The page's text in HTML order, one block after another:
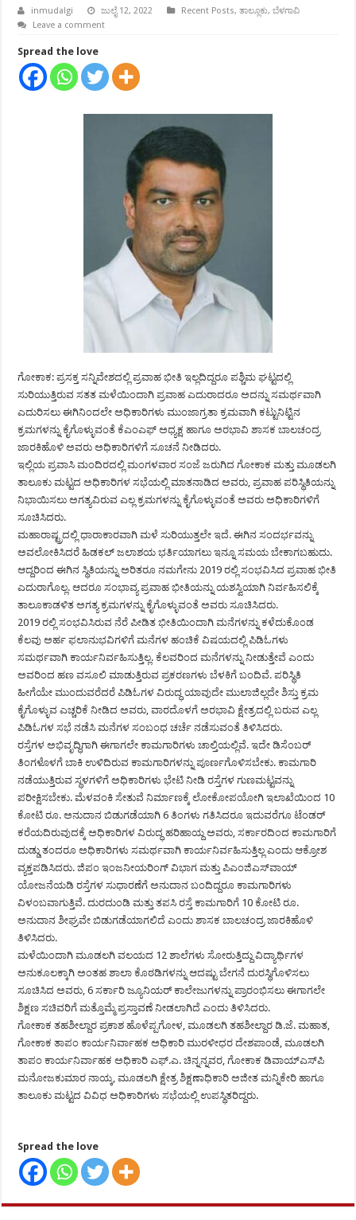
inmudalgi ಜುಲೈ 12, 2022 Recent Posts,ತಾಲ್ಲೂಕು,ಬೆಳಗಾವಿ
Leave a comment
Spread the love
ಗೋಕಾಕ: ಪ್ರಸಕ್ತ ಸನ್ನಿವೇಶದಲ್ಲಿ ಪ್ರವಾಹ ಭೀತಿ ಇಲ್ಲದಿದ್ದರೂ ಪಶ್ಚಿಮ ಘಟ್ಟದಲ್ಲಿ
ಸುರಿಯುತ್ತಿರುವ ಸತತ ಮಳೆಯಿಂದಾಗಿ ಪ್ರವಾಹ ಎದುರಾದರೂ ಅದನ್ನು ಸಮರ್ಥವಾಗಿ
ಎದುರಿಸಲು ಈಗಿನಿಂದಲೇ ಅಧಿಕಾರಿಗಳು ಮುಂಜಾಗ್ರತಾ ಕ್ರಮವಾಗಿ ಕಟ್ಟುನಿಟ್ಟಿನ
ಕ್ರಮಗಳನ್ನು ಕೈಗೊಳ್ಳುವಂತೆ ಕೆಎಂಎಫ್ ಅಧ್ಯಕ್ಷ ಹಾಗೂ ಅರಭಾವಿ ಶಾಸಕ ಬಾಲಚಂದ್ರ
ಜಾರಕಿಹೊಳಿ ಅವರು ಅಧಿಕಾರಿಗಳಿಗೆ ಸೂಚನೆ ನೀಡಿದರು.
ಇಲ್ಲಿಯ ಪ್ರವಾಸಿ ಮಂದಿರದಲ್ಲಿ ಮಂಗಳವಾರ ಸಂಜೆ ಜರುಗಿದ ಗೋಕಾಕ ಮತ್ತು ಮೂಡಲಗಿ
ತಾಲೂಕು ಮಟ್ಟದ ಅಧಿಕಾರಿಗಳ ಸಭೆಯಲ್ಲಿ ಮಾತನಾಡಿದ ಅವರು, ಪ್ರವಾಹ ಪರಿಸ್ಥಿತಿಯನ್ನು
ನಿಭಾಯಿಸಲು ಅಗತ್ಯವಿರುವ ಎಲ್ಲ ಕ್ರಮಗಳನ್ನು ಕೈಗೊಳ್ಳುವಂತೆ ಅವರು ಅಧಿಕಾರಿಗಳಿಗೆ
ಸೂಚಿಸಿದರು.
ಮಹಾರಾಷ್ಟ್ರದಲ್ಲಿ ಧಾರಾಕಾರವಾಗಿ ಮಳೆ ಸುರಿಯುತ್ತಲೇ ಇದೆ. ಈಗಿನ ಸಂದರ್ಭವನ್ನು
ಅವಲೋಕಿಸಿದರೆ ಹಿಡಕಲ್ ಜಲಾಶಯ ಭರ್ತಿಯಾಗಲು ಇನ್ನೂ ಸಮಯ ಬೇಕಾಗಬಹುದು.
ಆದ್ದರಿಂದ ಈಗಿನ ಸ್ಥಿತಿಯನ್ನು ಅರಿತರೂ ನಮಗೇನು 2019 ರಲ್ಲಿ ಸಂಭವಿಸಿದ ಪ್ರವಾಹ ಭೀತಿ
ಎದುರಾಗೊಲ್ಲ. ಆದರೂ ಸಂಭಾವ್ಯ ಪ್ರವಾಹ ಭೀತಿಯನ್ನು ಯಶಸ್ವಿಯಾಗಿ ನಿರ್ವಹಿಸಲಿಕ್ಕೆ
ತಾಲೂಕಾಡಳಿತ ಅಗತ್ಯ ಕ್ರಮಗಳನ್ನು ಕೈಗೊಳ್ಳುವಂತೆ ಅವರು ಸೂಚಿಸಿದರು.
2019 ರಲ್ಲಿ ಸಂಭವಿಸಿರುವ ನೆರೆ ಪೀಡಿತ ಭೀತಿಯಿಂದಾಗಿ ಮನೆಗಳನ್ನು ಕಳೆದುಕೊಂಡ
ಕೆಲವು ಅರ್ಹ ಫಲಾನುಭವಿಗಳಿಗೆ ಮನೆಗಳ ಹಂಚಿಕೆ ವಿಷಯದಲ್ಲಿ ಪಿಡಿಓಗಳು
ಸಮರ್ಥವಾಗಿ ಕಾರ್ಯನಿರ್ವಹಿಸುತ್ತಿಲ್ಲ. ಕೆಲವರಿಂದ ಮನೆಗಳನ್ನು ನೀಡುತ್ತೇವೆ ಎಂದು
ಅವರಿಂದ ಹಣ ವಸೂಲಿ ಮಾಡುತ್ತಿರುವ ಪ್ರಕರಣಗಳು ಬೆಳಕಿಗೆ ಬಂದಿವೆ. ಪರಿಸ್ಥಿತಿ
ಹೀಗೆಯೇ ಮುಂದುವರೆದರೆ ಪಿಡಿಓಗಳ ವಿರುದ್ಧ ಯಾವುದೇ ಮುಲಾಜಿಲ್ಲದೇ ಶಿಸ್ತು ಕ್ರಮ
ಕೈಗೊಳ್ಳುವ ಎಚ್ಚರಿಕೆ ನೀಡಿದ ಅವರು, ವಾರದೊಳಗೆ ಅರಭಾವಿ ಕ್ಷೇತ್ರದಲ್ಲಿ ಬರುವ ಎಲ್ಲ
ಪಿಡಿಓಗಳ ಸಭೆ ನಡೆಸಿ ಮನೆಗಳ ಸಂಬಂಧ ಚರ್ಚೆ ನಡೆಸುವಂತೆ ತಿಳಿಸಿದರು.
ರಸ್ತೆಗಳ ಅಭಿವೃದ್ಧಿಗಾಗಿ ಈಗಾಗಲೇ ಕಾಮಗಾರಿಗಳು ಚಾಲ್ತಿಯಲ್ಲಿವೆ. ಇದೇ ಡಿಸೆಂಬರ್
ತಿಂಗಳೊಳಗೆ ಬಾಕಿ ಉಳಿದಿರುವ ಕಾಮಗಾರಿಗಳನ್ನು ಪೂರ್ಣಗೊಳಿಸಬೇಕು. ಕಾಮಗಾರಿ
ನಡೆಯುತ್ತಿರುವ ಸ್ಥಳಗಳಿಗೆ ಅಧಿಕಾರಿಗಳು ಭೇಟಿ ನೀಡಿ ರಸ್ತೆಗಳ ಗುಣಮಟ್ಟವನ್ನು
ಪರೀಕ್ಷಿಸಬೇಕು. ಮೆಳವಂಕಿ ಸೇತುವೆ ನಿರ್ಮಾಣಕ್ಕೆ ಲೋಕೋಪಯೋಗಿ ಇಲಾಖೆಯಿಂದ 10
ಕೋಟಿ ರೂ. ಅನುದಾನ ಬಿಡುಗಡೆಯಾಗಿ 6 ತಿಂಗಳು ಗತಿಸಿದರೂ ಇದುವರೆಗೂ ಟೆಂಡರ್
ಕರೆಯದಿರುವುದಕ್ಕೆ ಅಧಿಕಾರಿಗಳ ವಿರುದ್ಧ ಹರಿಹಾಯ್ದ ಅವರು, ಸರ್ಕಾರದಿಂದ ಕಾಮಗಾರಿಗೆ
ದುಡ್ಡು ತಂದರೂ ಅಧಿಕಾರಿಗಳು ಸಮರ್ಥವಾಗಿ ಕಾರ್ಯನಿರ್ವಹಿಸುತ್ತಿಲ್ಲ ಎಂದು ಆಕ್ರೋಶ
ವ್ಯಕ್ತಪಡಿಸಿದರು. ಜಿಪಂ ಇಂಜನೀಯರಿಂಗ್ ವಿಭಾಗ ಮತ್ತು ಪಿಎಂಜಿಎಸ್‍ವಾಯ್
ಯೋಜನೆಯಡಿ ರಸ್ತೆಗಳ ಸುಧಾರಣೆಗೆ ಅನುದಾನ ಬಂದಿದ್ದರೂ ಕಾಮಗಾರಿಗಳು
ವಿಳಂಬವಾಗುತ್ತಿವೆ. ದುರದುಂಡಿ ಮತ್ತು ತಪಸಿ ರಸ್ತೆ ಕಾಮಗಾರಿಗೆ 10 ಕೋಟಿ ರೂ.
ಅನುದಾನ ಶೀಘ್ರವೇ ಬಿಡುಗಡೆಯಾಗಲಿದೆ ಎಂದು ಶಾಸಕ ಬಾಲಚಂದ್ರ ಜಾರಕಿಹೊಳಿ
ತಿಳಿಸಿದರು.
ಮಳೆಯಿಂದಾಗಿ ಮೂಡಲಗಿ ವಲಯದ 12 ಶಾಲೆಗಳು ಸೋರುತ್ತಿದ್ದು ವಿದ್ಯಾರ್ಥಿಗಳ
ಅನುಕೂಲಕ್ಕಾಗಿ ಅಂತಹ ಶಾಲಾ ಕೊಠಡಿಗಳನ್ನು ಆದಷ್ಟು ಬೇಗನೆ ದುರಸ್ಥಿಗೊಳಿಸಲು
ಸೂಚಿಸಿದ ಅವರು, 6 ಸರ್ಕಾರಿ ಜ್ಯೂನಿಯರ್ ಕಾಲೇಜುಗಳನ್ನು ಪ್ರಾರಂಭಿಸಲು ಈಗಾಗಲೇ
ಶಿಕ್ಷಣ ಸಚಿವರಿಗೆ ಮತ್ತೊಮ್ಮೆ ಪ್ರಸ್ತಾವಣೆ ನೀಡಲಾಗಿದೆ ಎಂದು ತಿಳಿಸಿದರು.
ಗೋಕಾಕ ತಹಶೀಲ್ದಾರ ಪ್ರಕಾಶ ಹೊಳೆಪ್ಪಗೋಳ, ಮೂಡಲಗಿ ತಹಶೀಲ್ದಾರ ಡಿ.ಜೆ. ಮಹಾತ,
ಗೋಕಾಕ ತಾಪಂ ಕಾರ್ಯನಿರ್ವಾಹಕ ಅಧಿಕಾರಿ ಮುರಳೀಧರ ದೇಶಪಾಂಡೆ, ಮೂಡಲಗಿ
ತಾಪಂ ಕಾರ್ಯನಿರ್ವಾಹಕ ಅಧಿಕಾರಿ ಎಫ್.ಎ. ಚಿನ್ನನ್ನವರ, ಗೋಕಾಕ ಡಿವಾಯ್‍ಎಸ್‍ಪಿ
ಮನೋಜಕುಮಾರ ನಾಯ್ಕ, ಮೂಡಲಗಿ ಕ್ಷೇತ್ರ ಶಿಕ್ಷಣಾಧಿಕಾರಿ ಅಜೀತ ಮನ್ನಿಕೇರಿ ಹಾಗೂ
ತಾಲೂಕು ಮಟ್ಟದ ವಿವಿಧ ಅಧಿಕಾರಿಗಳು ಸಭೆಯಲ್ಲಿ ಉಪಸ್ಥಿತರಿದ್ದರು.
Spread the love